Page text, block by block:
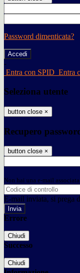
Password dimenticata?
-
Entra con SPID Entra
Seleziona utente
button close ×
Recupero
button close ×
Non hai una e-mail
E-mail inviata, si prega
Errore
Chiudi
Successo
Chiudi